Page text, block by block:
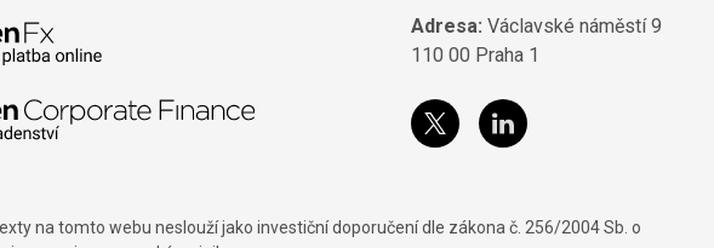
Adresa: Václavské náměstí 9
110 00 Praha 1
na tomto webu neslouží jako investiční doporučení dle zákona č. 256/2004 Sb. o